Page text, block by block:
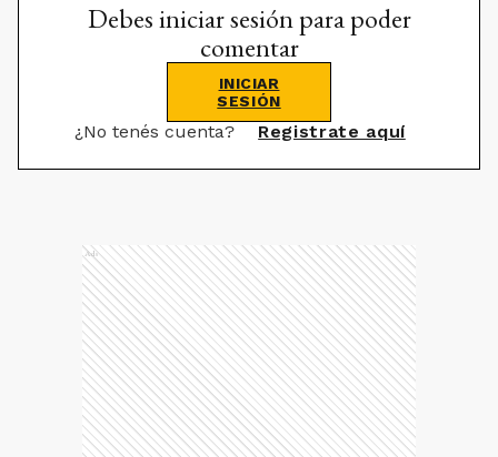
Debes iniciar sesión para poder
comentar
INICIAR
SESIÓN
¿No tenés cuenta? Registrate aquí
Ads